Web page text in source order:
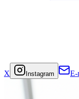
X Instagram E-